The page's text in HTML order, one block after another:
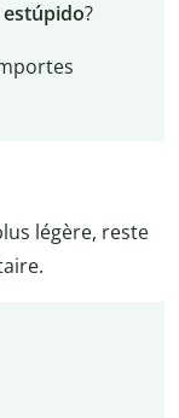
estúpido?
légère, reste